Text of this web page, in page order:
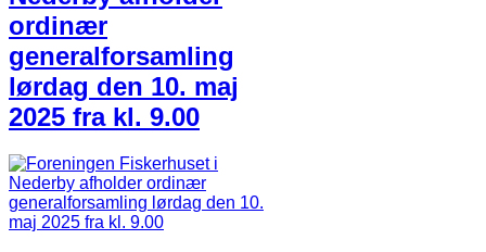
ordinær
generalforsamling
lørdag den 10. maj
2025 fra kl. 9.00